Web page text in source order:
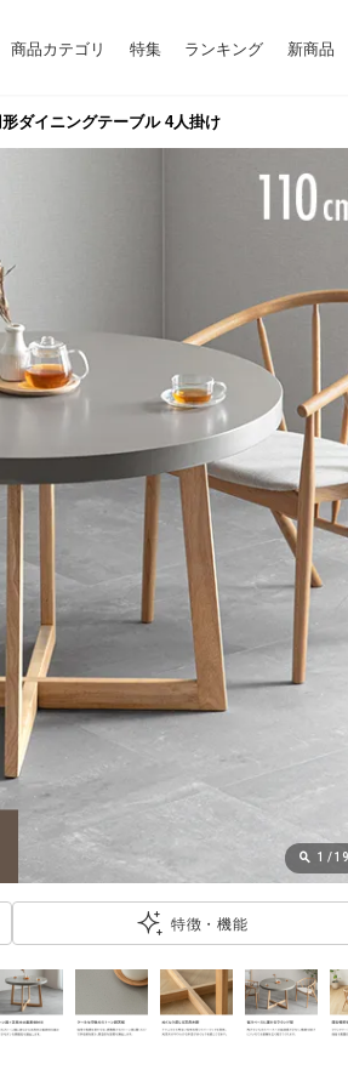
商品カテゴリ 特集 ランキング 新商品
ダイニングテーブル 4人掛け
1 /19
特徴・機能